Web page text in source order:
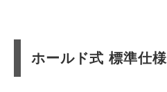
ホールド式 標準仕様